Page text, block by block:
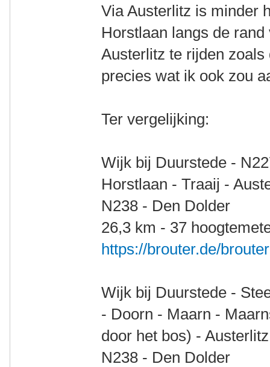
Via Austerlitz is minder
Horstlaan langs de
Austerlitz te rijden
precies wat ik ook zou
Ter vergelijking:
Wijk bij Duurstede -
Horstlaan - Traaij -
N238 - Den Dolder
26,3 km - 37
https://brouter.de/
Wijk bij Duurstede -
- Doorn - Maarn -
door het bos) -
N238 - Den Dolder